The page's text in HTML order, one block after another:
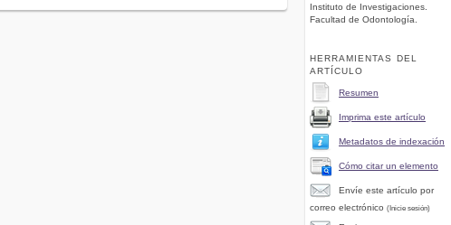
Instituto de Investigaciones.
Facultad de Odontología.
HERRAMIENTAS DEL
ARTÍCULO
Resumen
Imprima este artículo
Metadatos de indexación
Cómo citar un elemento
Envíe este artículo por
correo electrónico (Inicie sesión)